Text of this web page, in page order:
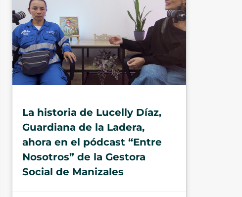
La historia de Lucelly Díaz,
Guardiana de la Ladera,
ahora en el pódcast “Entre
Nosotros” de la Gestora
Social de Manizales